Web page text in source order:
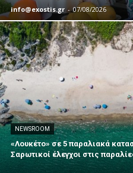
info@exostis.gr - 07/08/2026
NEWSROOM
«Λουκέτο» σε 5 παραλιακά
Σαρωτικοί έλεγχοι στις